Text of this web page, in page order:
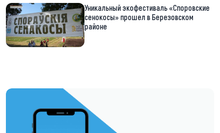
Уникальный экофестиваль «Споровские
сенокосы» прошел в Березовском
районе
https://t.me/minskctvby